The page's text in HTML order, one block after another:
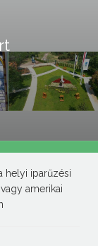
helyi iparűzési
amerikai